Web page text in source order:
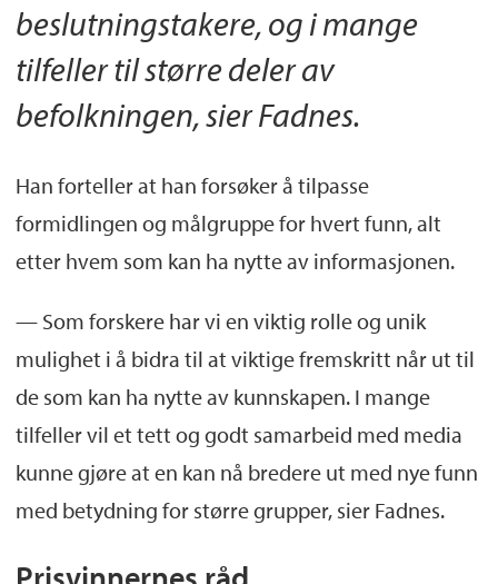
beslutningstakere, og i mange
tilfeller til større deler av
befolkningen, sier Fadnes.
Han forteller at han forsøker å tilpasse
formidlingen og målgruppe for hvert funn, alt
etter hvem som kan ha nytte av informasjonen.
— Som forskere har vi en viktig rolle og unik
mulighet i å bidra til at viktige fremskritt når ut til
de som kan ha nytte av kunnskapen. I mange
tilfeller vil et tett og godt samarbeid med media
kunne gjøre at en kan nå bredere ut med nye funn
med betydning for større grupper, sier Fadnes.